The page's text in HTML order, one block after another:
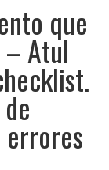
que
– Atul